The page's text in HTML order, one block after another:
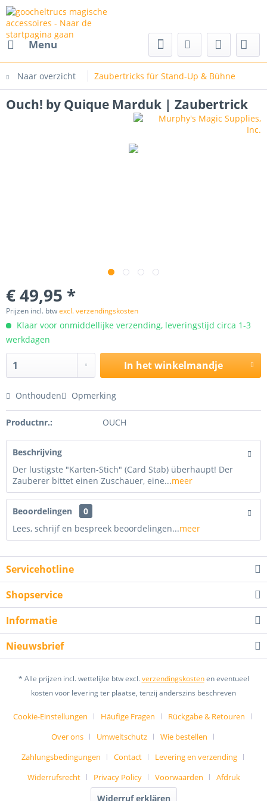
Menu
Naar overzicht Zaubertricks für Stand-Up & Bühne
magische accessoires
Ouch! by Quique Marduk | Zaubertrick
€ 49,95 *
Prijzen incl. btwexcl. verzendingskosten
Klaar voor onmiddellijke verzending, leveringstijd circa 1-3
werkdagen
In het winkelmandje
Onthouden Opmerking
Productnr.: OUCH
Beschrijving
Der lustigste "Karten-Stich" (Card Stab) überhaupt! Der
Zauberer bittet einen Zuschauer, eine...meer
Beoordelingen
0
Lees, schrijf en bespreek beoordelingen...meer
Servicehotline
Shopservice
Informatie
Nieuwsbrief
* Alle prijzen incl. wettelijke btw excl.verzendingskostenen eventueel
kosten voor levering ter plaatse, tenzij anderszins beschreven
Cookie-Einstellungen Häufige Fragen
Rückgabe & Retouren
Over ons
Umweltschutz
Wie bestellen
Zahlungsbedingungen
Contact
Levering en verzending
Widerrufsrecht
Privacy Policy Voorwaarden Afdruk
Widerruf erklären